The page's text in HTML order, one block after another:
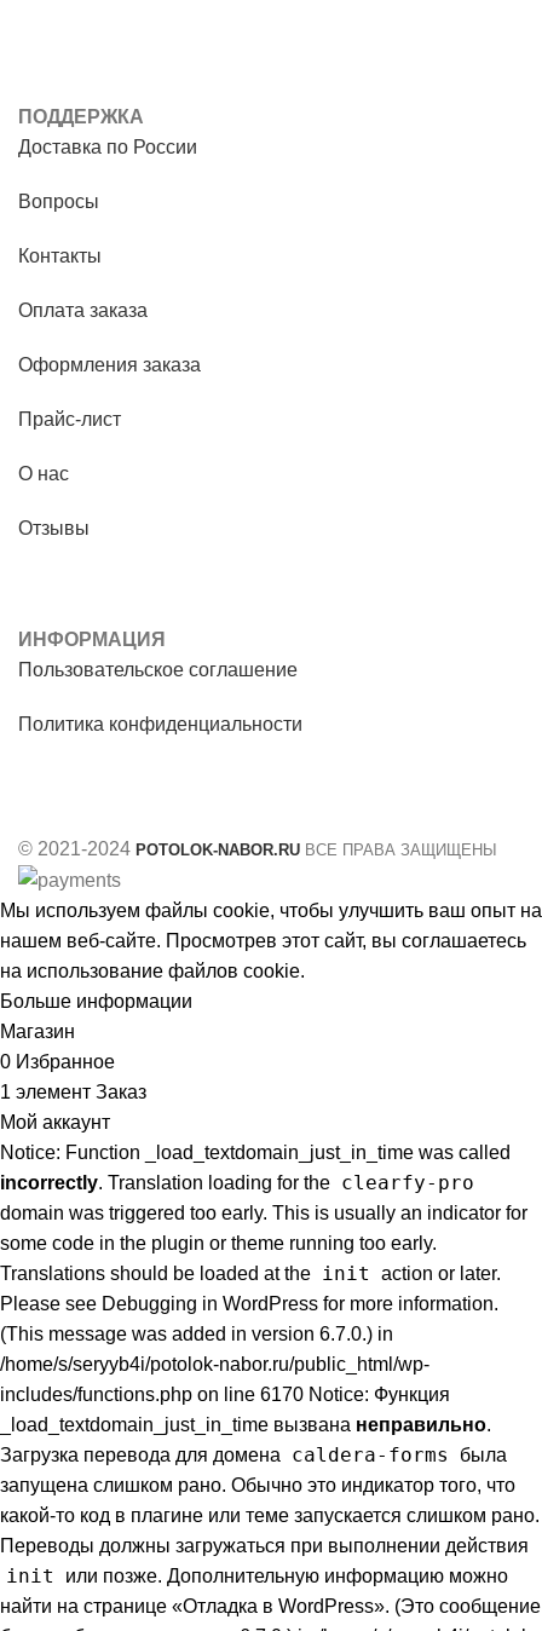
ПОДДЕРЖКА
Доставка по России
Вопросы
Контакты
Оплата заказа
Оформления заказа
Прайс-лист
О нас
Отзывы
ИНФОРМАЦИЯ
Пользовательское соглашение
Политика конфиденциальности
© 2021-2024 POTOLOK-NABOR.RU ВСЕ ПРАВА ЗАЩИЩЕНЫ
Мы используем файлы cookie, чтобы улучшить ваш опыт на
нашем веб-сайте. Просмотрев этот сайт, вы соглашаетесь
на использование файлов cookie.
Больше информации
Магазин
0 Избранное
1 элемент Заказ
Мой аккаунт
Notice: Function _load_textdomain_just_in_time was called
incorrectly. Translation loading for the clearfy-pro
domain was triggered too early. This is usually an indicator for
some code in the plugin or theme running too early.
Translations should be loaded at the
init
action or later.
Please see Debugging in WordPress for more information.
(This message was added in version 6.7.0.) in
/home/s/seryyb4i/potolok-nabor.ru/public_html/wp-
includes/functions.php on line 6170 Notice: Функция
_load_textdomain_just_in_time вызвана неправильно.
Загрузка перевода для домена
caldera-forms
была
запущена слишком рано. Обычно это индикатор того, что
какой-то код в плагине или теме запускается слишком рано.
Переводы должны загружаться при выполнении действия
init
или позже. Дополнительную информацию можно
найти на странице «Отладка в WordPress». (Это сообщение